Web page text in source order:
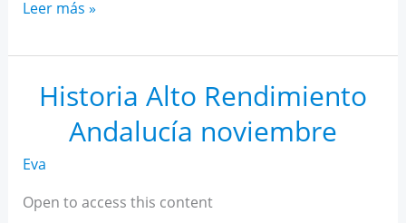
Historia
Rendimiento
Andalucía
diciembre
Leer más »
Historia Alto Rendimiento
Andalucía noviembre
Eva
Open to access this content